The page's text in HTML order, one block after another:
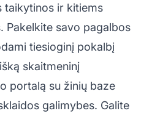
taikytinos ir kitiems
Pakelkite savo pagalbos
tiesioginį pokalbį
skaitmeninį
portalą su žinių baze
galimybes. Galite